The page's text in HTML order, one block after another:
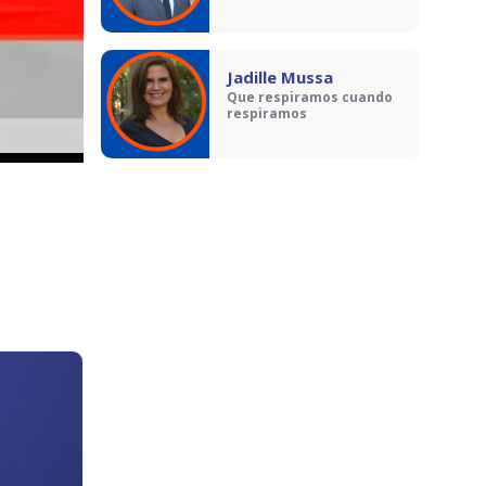
Jadille Mussa
Que respiramos cuando
respiramos